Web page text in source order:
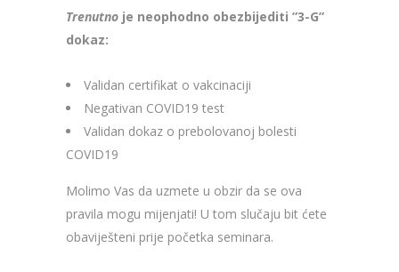
Trenutno je neophodno obezbijediti ”3-G”
dokaz:
Validan certifikat o vakcinaciji
Negativan COVID19 test
Validan dokaz o prebolovanoj bolesti
COVID19
Molimo Vas da uzmete u obzir da se ova
pravila mogu mijenjati! U tom slučaju bit ćete
obaviješteni prije početka seminara.